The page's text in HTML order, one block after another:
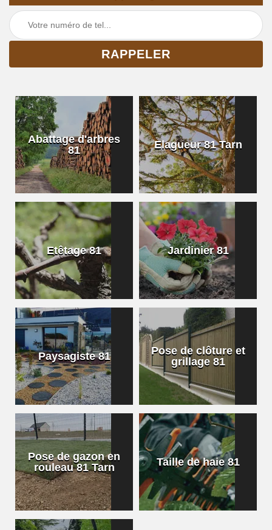
Abattage d'arbres
81
Elagueur 81 Tarn
Etêtage 81 Jardinier 81
Paysagiste 81
Pose de clôture et
grillage 81
Pose de gazon en
rouleau 81 Tarn
Taille de haie 81